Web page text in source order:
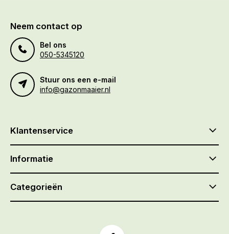
Neem contact op
Bel ons
050-5345120
Stuur ons een e-mail
info@gazonmaaier.nl
Klantenservice
Informatie
Categorieën